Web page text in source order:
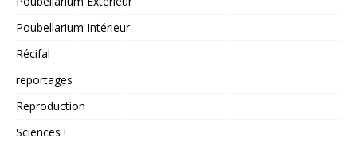
Poubellarium Intérieur
Récifal
reportages
Reproduction
Sciences !